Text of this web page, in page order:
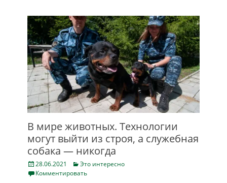
В мире животных. Технологии
могут выйти из строя, а служебная
собака — никогда
Posted
on
28.06.2021 Categories
Это интересно
Комментировать